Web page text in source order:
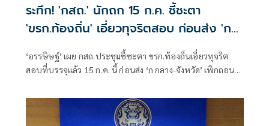
ระทึก! 'กสถ.' นักถก 15 ก.ค. ชี้ชะตา
'ขรก.ท้องถิ่น' เอี่ยวทุจริตสอบ ก่อนส่ง 'ก
กลาง-จังหวัด' เพิกถอนบรรจุ
‘อรรษิษฐ์’ เผย กสถ.ประชุมชี้ชะตา ขรก.ท้องถิ่นเอี่ยวทุจริต
สอบที่บรรจุแล้ว 15 ก.ค. นี้ ก่อนส่ง ‘ก กลาง-จังหวัด’ เพิกถอน